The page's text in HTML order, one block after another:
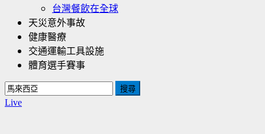
台灣餐飲在全球
天災意外事故
健康醫療
交通運輸工具設施
體育選手賽事
搜
尋
Live